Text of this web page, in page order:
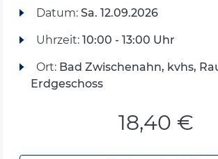
Datum: Sa. 12.09.2026
Uhrzeit: 10:00 - 13:00 Uhr
Ort: Bad Zwischenahn, kvhs,
Erdgeschoss
18,40 €